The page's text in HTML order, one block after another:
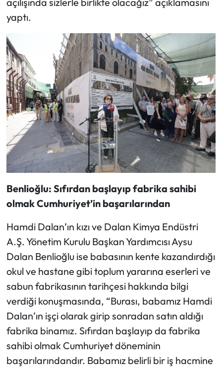
yaptı.
Benlioğlu: Sıfırdan başlayıp fabrika sahibi
olmak Cumhuriyet’in başarılarından
Hamdi Dalan’ın kızı ve Dalan Kimya Endüstri
A.Ş. Yönetim Kurulu Başkan Yardımcısı Aysu
Dalan Benlioğlu ise babasının kente kazandırdığı
okul ve hastane gibi toplum yararına eserleri ve
sabun fabrikasının tarihçesi hakkında bilgi
verdiği konuşmasında, “Burası, babamız Hamdi
Dalan’ın işçi olarak girip sonradan satın aldığı
fabrika binamız. Sıfırdan başlayıp da fabrika
sahibi olmak Cumhuriyet döneminin
başarılarındandır. Babamız belirli bir iş hacmine